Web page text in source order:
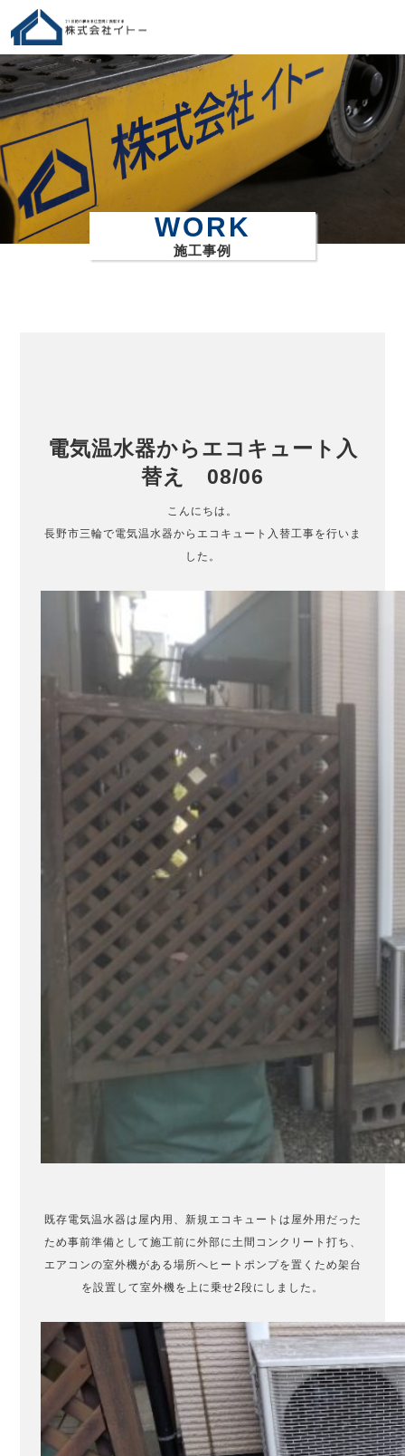
WORK
施工事例
電気温水器からエコキュート入
替え 08/06
こんにちは。
長野市三輪で電気温水器からエコキュート入替工事を行いま
した。
既存電気温水器は屋内用、新規エコキュートは屋外用だった
ため事前準備として施工前に外部に土間コンクリート打ち、
エアコンの室外機がある場所へヒートポンプを置くため架台
を設置して室外機を上に乗せ2段にしました。